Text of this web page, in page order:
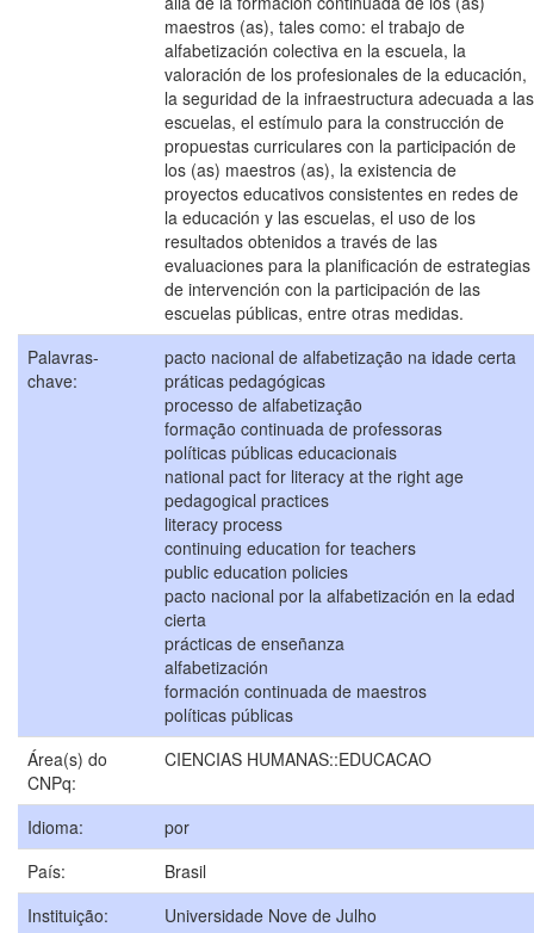
maestros (as), tales como: el trabajo de
alfabetización colectiva en la escuela, la
valoración de los profesionales de la educación,
la seguridad de la infraestructura adecuada a las
escuelas, el estímulo para la construcción de
propuestas curriculares con la participación de
los (as) maestros (as), la existencia de
proyectos educativos consistentes en redes de
la educación y las escuelas, el uso de los
resultados obtenidos a través de las
evaluaciones para la planificación de estrategias
de intervención con la participación de las
escuelas públicas, entre otras medidas.
Palavras-
chave:
pacto nacional de alfabetização na idade certa
práticas pedagógicas
processo de alfabetização
formação continuada de professoras
políticas públicas educacionais
national pact for literacy at the right age
pedagogical practices
literacy process
continuing education for teachers
public education policies
pacto nacional por la alfabetización en la edad
cierta
prácticas de enseñanza
alfabetización
formación continuada de maestros
políticas públicas
Área(s) do
CNPq:
CIENCIAS HUMANAS::EDUCACAO
Idioma:
por
País:
Brasil
Instituição:
Universidade Nove de Julho